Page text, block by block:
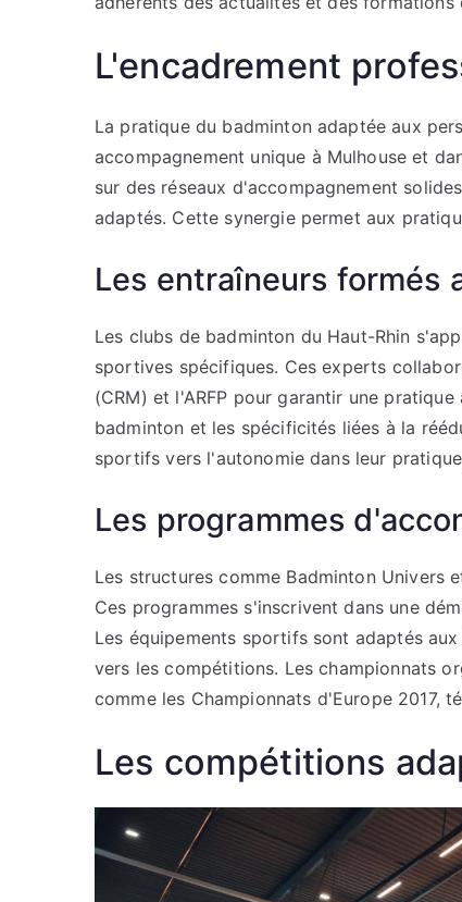
L'encadrement
La pratique du badminton adaptée aux
accompagnement unique à Mulhouse et
sur des réseaux d'accompagnement
adaptés. Cette synergie permet aux
Les entraîneurs formés
Les clubs de badminton du Haut-Rhin
sportives spécifiques. Ces experts
(CRM) et l'ARFP pour garantir une
badminton et les spécificités liées à la
sportifs vers l'autonomie dans leur
Les programmes
Les structures comme Badminton Univers
Ces programmes s'inscrivent dans une
Les équipements sportifs sont adaptés
vers les compétitions. Les championnats
comme les Championnats d'Europe 2017,
Les compétitions